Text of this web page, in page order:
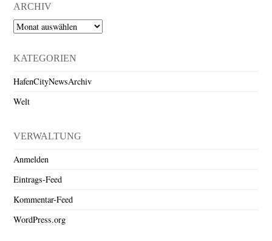
ARCHIV
Archiv
KATEGORIEN
HafenCityNewsArchiv
Welt
VERWALTUNG
Anmelden
Eintrags-Feed
Kommentar-Feed
WordPress.org